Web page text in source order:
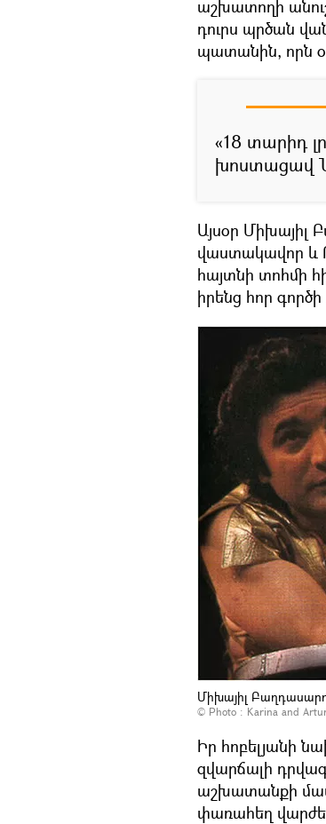
աշխատողի
դուրս պրծան
պատանին, որն
«18 տարիդ
խոստացավ
Այսօր
վաստակավոր և
հայտնի տոհմի
իրենց հոր
Միխայիլ
© Photo : Karina and
Իր հոբելյանի
զվարճալի
աշխատանքի
փառահեղ